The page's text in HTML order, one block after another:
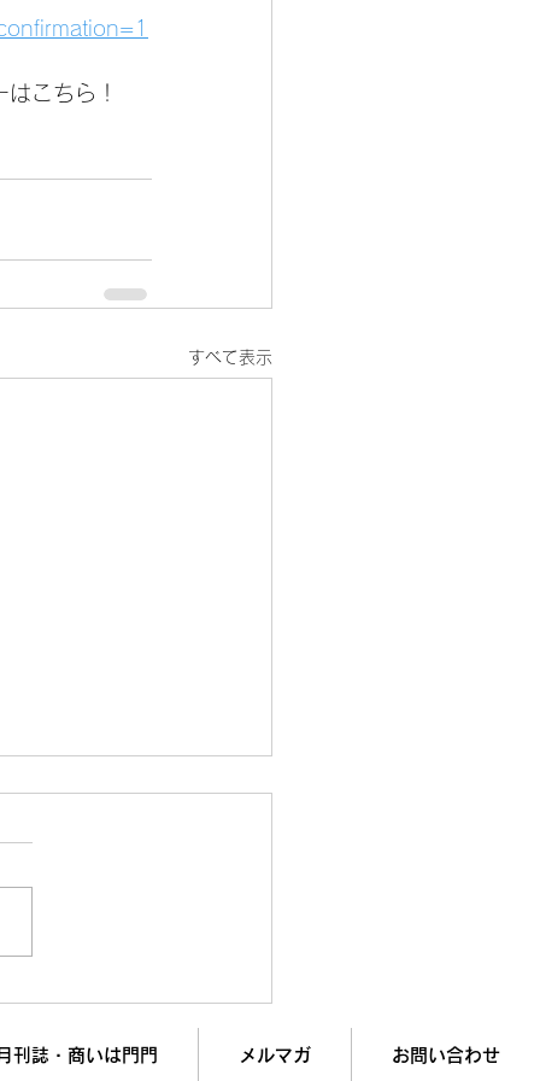
こちら！
すべて表示
！成功を止める見えな
正体
刊誌・商いは門門 メルマガ お問い合わせ